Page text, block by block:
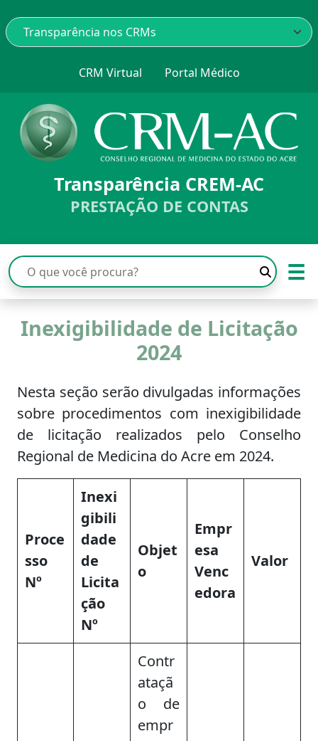
CRM Virtual Portal Médico
Transparência CREM-AC
PRESTAÇÃO DE CONTAS
☰
Inexigibilidade de Licitação
2024
Nesta seção serão divulgadas informações
sobre procedimentos com inexigibilidade
de licitação realizados pelo Conselho
Regional de Medicina do Acre em 2024.
Proce
sso
Nº
Inexi
gibili
dade
de
Licita
ção
Nº
Objet
o
Empr
esa
Venc
edora
Valor
Contr
ataçã
o de
empr